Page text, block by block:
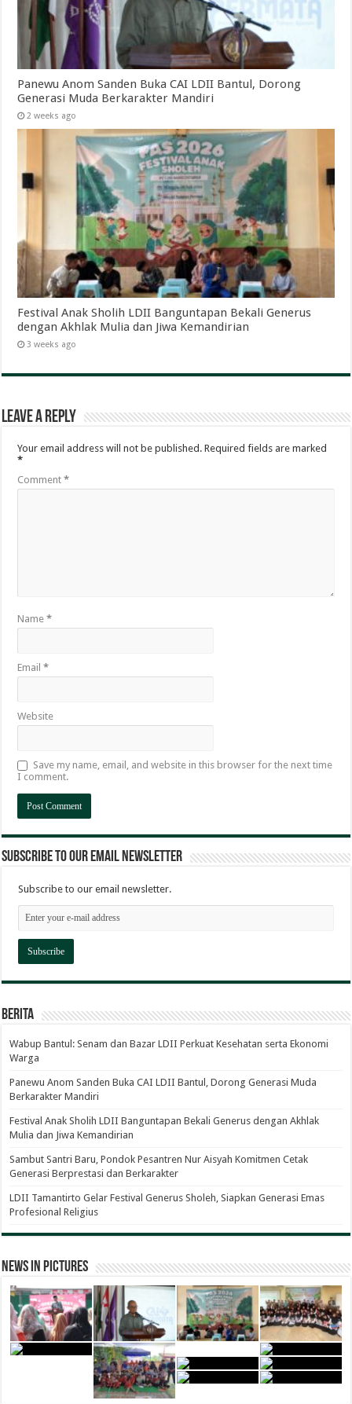
Panewu Anom Sanden Buka CAI LDII Bantul, Dorong
Generasi Muda Berkarakter Mandiri
2 weeks ago
Festival Anak Sholih LDII Banguntapan Bekali Generus
dengan Akhlak Mulia dan Jiwa Kemandirian
3 weeks ago
Leave a Reply
Your email address will not be published. Required fields are marked
*
Comment*
Name*
Email*
Website
Save my name, email, and website in this browser for the next time
I comment.
Subscribe to our email newsletter
Subscribe to our email newsletter.
Berita
Wabup Bantul: Senam dan Bazar LDII Perkuat Kesehatan serta Ekonomi
Warga
Panewu Anom Sanden Buka CAI LDII Bantul, Dorong Generasi Muda
Berkarakter Mandiri
Festival Anak Sholih LDII Banguntapan Bekali Generus dengan Akhlak
Mulia dan Jiwa Kemandirian
Sambut Santri Baru, Pondok Pesantren Nur Aisyah Komitmen Cetak
Generasi Berprestasi dan Berkarakter
LDII Tamantirto Gelar Festival Generus Sholeh, Siapkan Generasi Emas
Profesional Religius
News in Pictures